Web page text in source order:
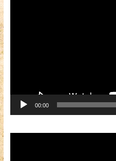
00:00